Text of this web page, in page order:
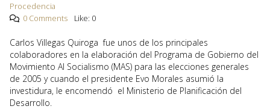
Procedencia
0 Comments
Like: 0
Carlos Villegas Quiroga fue unos de los principales
colaboradores en la elaboración del Programa de Gobierno del
Movimiento Al Socialismo (MAS) para las elecciones generales
de 2005 y cuando el presidente Evo Morales asumió la
investidura, le encomendó el Ministerio de Planificación del
Desarrollo.